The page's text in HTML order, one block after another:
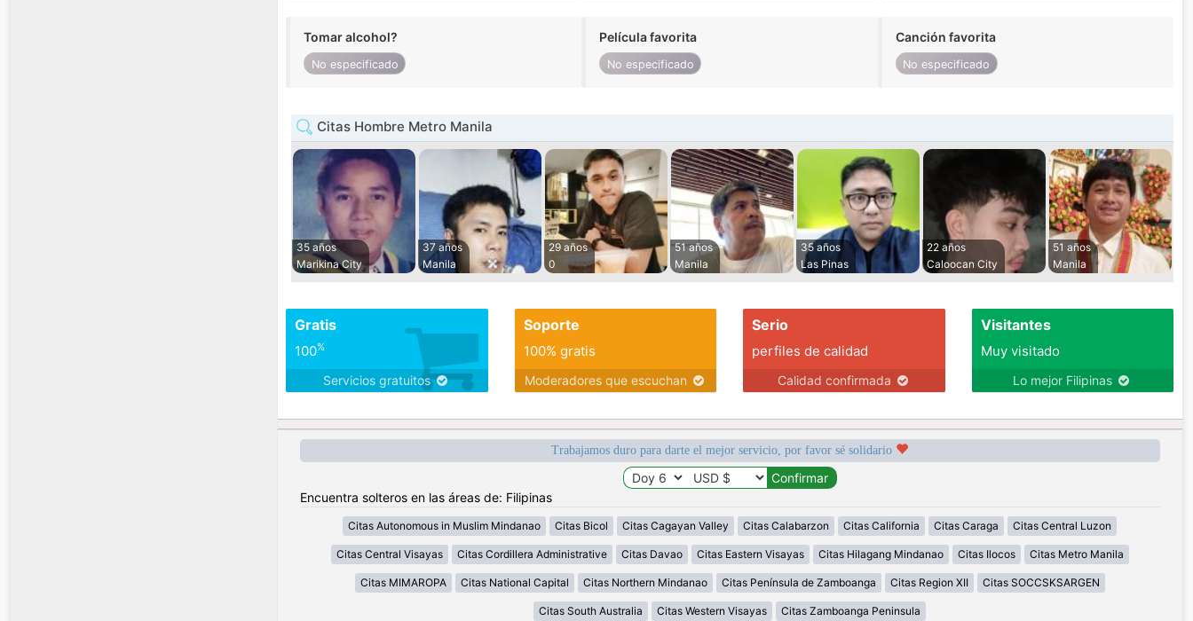
Tomar alcohol?
No especificado
Película favorita
No especificado
Canción favorita
No especificado
Citas Hombre Metro Manila
35 años
Marikina City
37 años
Manila
29 años
0
51 años
Manila
35 años
Las Pinas
22 años
Caloocan City
51 años
Manila
Gratis
100%
Servicios gratuitos
Soporte
100% gratis
Moderadores que escuchan
Serio
perfiles de calidad
Calidad confirmada
Visitantes
Muy visitado
Lo mejor Filipinas
Trabajamos duro para darte el mejor servicio, por favor sé solidario
Encuentra solteros en las áreas de: Filipinas
Citas Autonomous in Muslim Mindanao Citas Bicol Citas Cagayan Valley Citas Calabarzon Citas California Citas Caraga Citas Central Luzon
Citas Central Visayas Citas Cordillera Administrative Citas Davao Citas Eastern Visayas Citas Hilagang Mindanao Citas Ilocos Citas Metro Manila
Citas MIMAROPA Citas National Capital Citas Northern Mindanao Citas Península de Zamboanga Citas Region XII Citas SOCCSKSARGEN
Citas South Australia Citas Western Visayas Citas Zamboanga Peninsula